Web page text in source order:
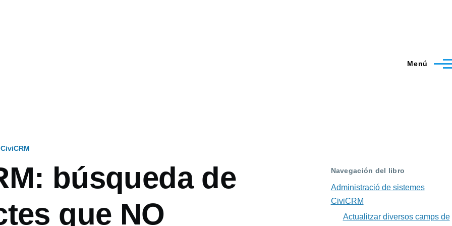
Menú
CiviCRM
búsqueda de
que NO
Navegación del libro
Administració de sistemes
CiviCRM
Actualitzar diversos camps de